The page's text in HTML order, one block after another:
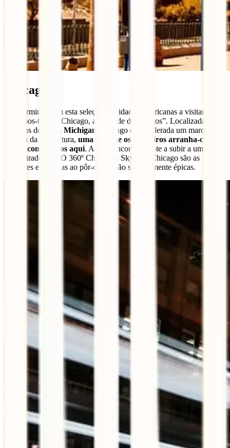
Chicago
Para terminar com esta seleção de cidades americanas a visitar,
deixamos-te com Chicago, a “Cidade dos Ventos”. Localizada nas
margens do
Lago Michigan
, Chicago é considerada um marco na
história da arquitetura, uma vez que os primeiros arranha-céus
foram construídos aqui. Assim, encorajamos-te a subir a um dos
seus miradouros. O 360º Chicago e Skydeck Chicago são as
melhores e as vistas ao pôr-do-sol são simplesmente épicas.